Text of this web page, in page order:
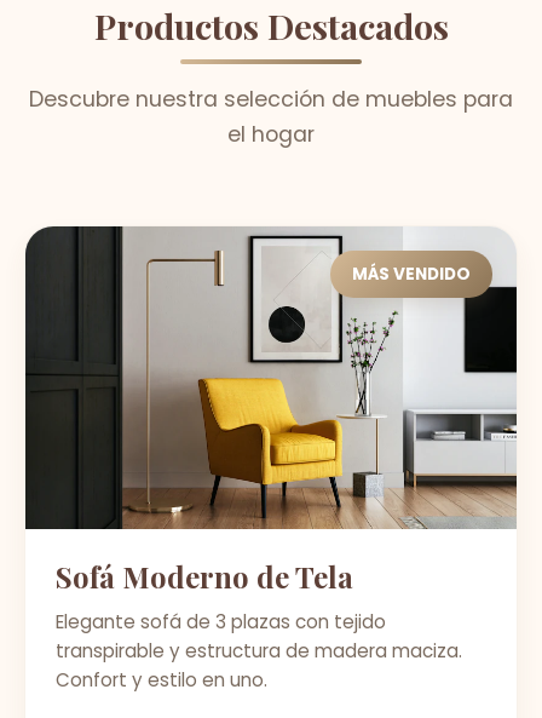
Productos Destacados
Descubre nuestra selección de muebles para
el hogar
MÁS VENDIDO
Sofá Moderno de Tela
Elegante sofá de 3 plazas con tejido
transpirable y estructura de madera maciza.
Confort y estilo en uno.